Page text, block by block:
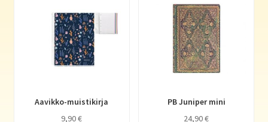
Aavikko-muistikirja
9,90€
PB Juniper mini
24,90€